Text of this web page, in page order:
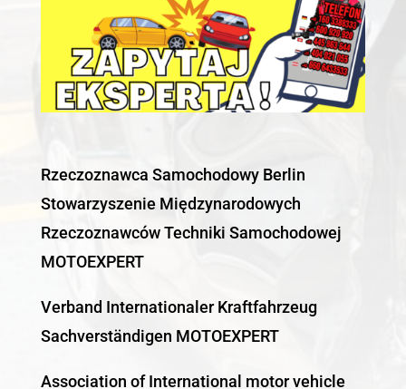
Rzeczoznawca Samochodowy Berlin
Stowarzyszenie Międzynarodowych
Rzeczoznawców Techniki Samochodowej
MOTOEXPERT
Verband Internationaler Kraftfahrzeug
Sachverständigen MOTOEXPERT
Association of International motor vehicle